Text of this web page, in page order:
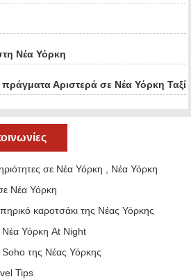
Νέα Υόρκη
Αριστερά σε Νέα Υόρκη Ταξί
σε Νέα Υόρκη , Νέα Υόρκη
Νέα Υόρκη
καροτσάκι της Νέας Υόρκης
Νέα Υόρκη At Night
Soho της Νέας Υόρκης
Tips